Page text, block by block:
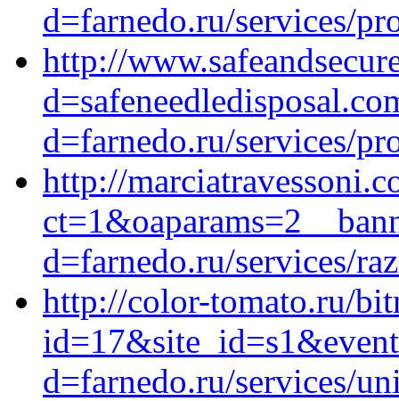
d=farnedo.ru/services/
http://
d=farnedo.ru/services/
http://
d=farnedo.ru/services/
http://color-tomato.ru/
d=farnedo.ru/services/